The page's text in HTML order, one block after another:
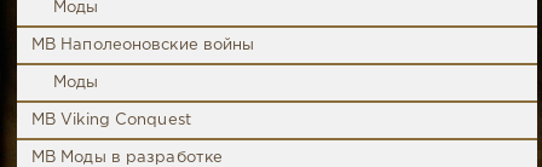
Моды
MB Наполеоновские войны
Моды
MB Viking Conquest
MB Моды в разработке